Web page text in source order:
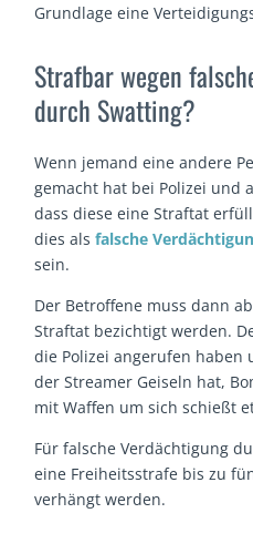
Grundlage eine
Strafbar wegen
durch Swatting?
Wenn jemand eine andere
gemacht hat bei Polizei und
dass diese eine Straftat
dies alsfalsche
sein.
Der Betroffene muss dann
Straftat bezichtigt werden.
die Polizei angerufen haben
der Streamer Geiseln hat,
mit Waffen um sich schießt
Für falsche Verdächtigung
eine Freiheitsstrafe bis zu
verhängt werden.